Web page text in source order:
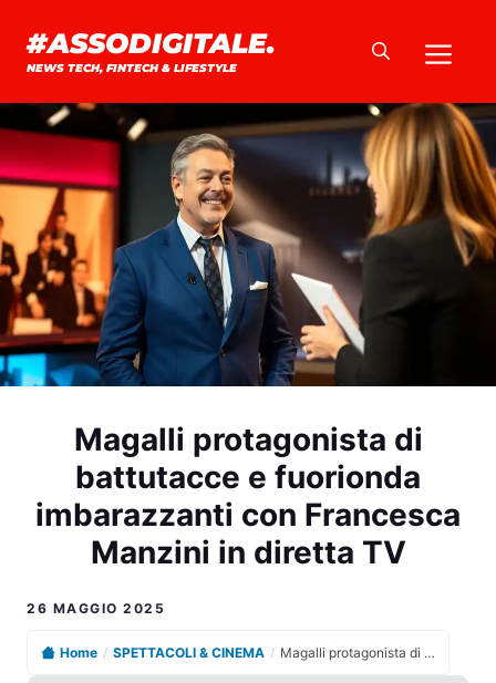
contenuto
#ASSODIGITALE.
NEWS TECH, FINTECH & LIFESTYLE
Magalli protagonista di
battutacce e fuorionda
imbarazzanti con Francesca
Manzini in diretta TV
26 MAGGIO 2025
Home / SPETTACOLI & CINEMA / Magalli protagonista di battutacce e fuorionda imbarazzanti con Francesca Manzini in diretta TV